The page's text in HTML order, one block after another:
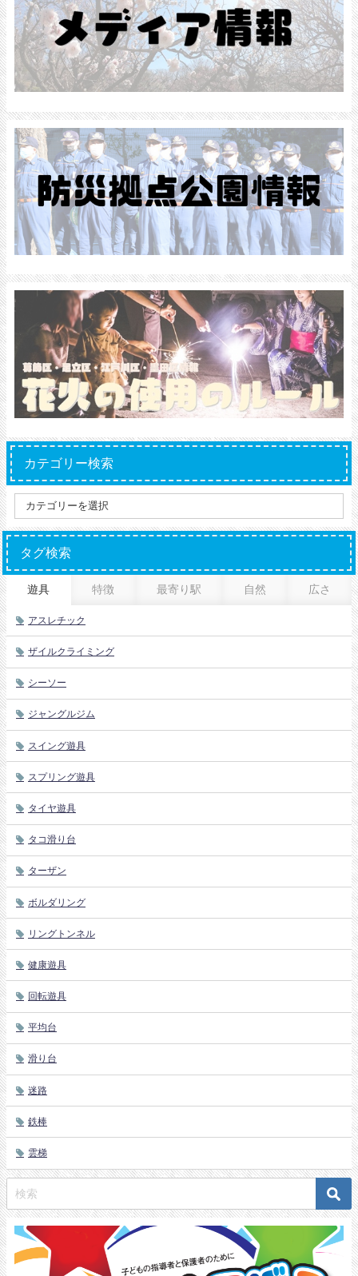
カテゴリー検索
タグ検索
遊具 特徴 最寄り駅 自然 広さ
アスレチック
ザイルクライミング
シーソー
ジャングルジム
スイング遊具
スプリング遊具
タイヤ遊具
タコ滑り台
ターザン
ボルダリング
リングトンネル
健康遊具
回転遊具
平均台
滑り台
迷路
鉄棒
雲梯